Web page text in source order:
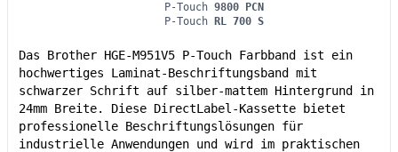
P-Touch 9800 PCN
P-Touch RL 700 S
Das Brother HGE-M951V5 P-Touch Farbband ist ein
hochwertiges Laminat-Beschriftungsband mit
schwarzer Schrift auf silber-mattem Hintergrund in
24mm Breite. Diese DirectLabel-Kassette bietet
professionelle Beschriftungslösungen für
industrielle Anwendungen und wird im praktischen